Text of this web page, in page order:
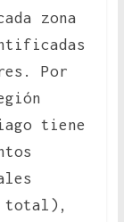
zona
Por
tiene
total),